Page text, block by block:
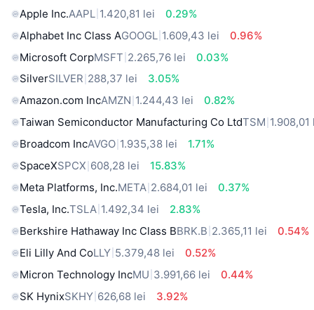
Apple Inc.AAPL 1.420,81 lei
0.29%
Alphabet Inc Class AGOOGL 1.609,43 lei
0.96%
Microsoft CorpMSFT 2.265,76 lei
0.03%
SilverSILVER 288,37 lei
3.05%
Amazon.com IncAMZN 1.244,43 lei
0.82%
Taiwan Semiconductor Manufacturing Co LtdTSM 1.908,01
Broadcom IncAVGO 1.935,38 lei
1.71%
SpaceXSPCX 608,28 lei
15.83%
Meta Platforms, Inc.META 2.684,01 lei
0.37%
Tesla, Inc.TSLA 1.492,34 lei
2.83%
Berkshire Hathaway Inc Class BBRK.B 2.365,11 lei
0.54%
Eli Lilly And CoLLY 5.379,48 lei
0.52%
Micron Technology IncMU 3.991,66 lei
0.44%
SK HynixSKHY 626,68 lei
3.92%